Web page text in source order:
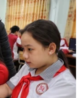
Chủ tịch Hạ viện
(Ảnh: Văn
thức Việt
Kazakhstan